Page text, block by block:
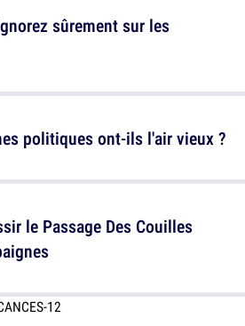
sûrement sur les
le Passage Des Couilles
politiques ont-ils l'air vieux ?